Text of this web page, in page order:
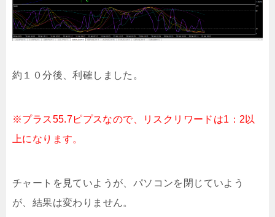
約１０分後、利確しました。
※プラス55.7ピプスなので、リスクリワードは1：2以
上になります。
チャートを見ていようが、パソコンを閉じていよう
が、結果は変わりません。